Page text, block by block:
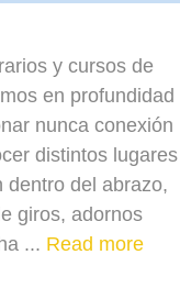
y cursos de
en profundidad
nunca conexión
distintos lugares
dentro del abrazo,
giros, adornos
... Read more